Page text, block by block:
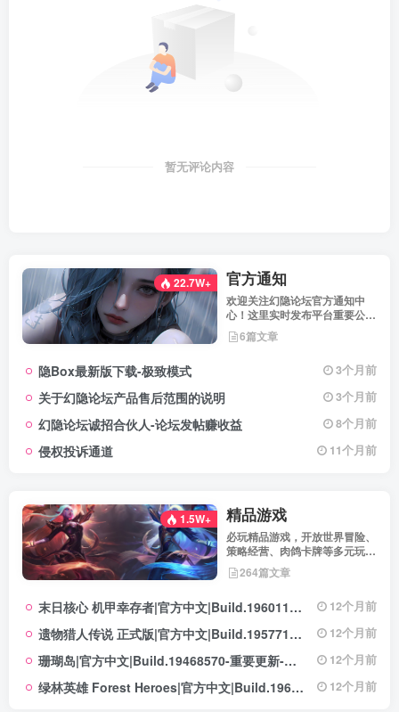
暂无评论内容
22.7W+ 官方通知
欢迎关注幻隐论坛官方通知中
心！这里实时发布平台重要公
告、活动规则、功能更新、安全
提醒及用户权益说明，确保每位
们坚持公开透明，通过权威通知
坛获得更优质、安全的使用体
验！立即查看，不错过关键信
息！
6篇文章
隐Box最新版下载-极致模式 3个月前
关于幻隐论坛产品售后范围的说明 3个月前
幻隐论坛诚招合伙人-论坛发帖赚收益 8个月前
侵权投诉通道 11个月前
1.5W+ 精品游戏
必玩精品游戏，开放世界冒险、
策略经营、肉鸽卡牌等多元玩
法，满足不同玩家的喜好 。
264篇文章
末日核心 机甲幸存者|官方中文|Build.19601158|解压即撸| 12个月前
遗物猎人传说 正式版|官方中文|Build.19577129+全DLC|解压即撸| 12个月前
珊瑚岛|官方中文|Build.19468570-重要更新-沙盒|解压即撸| 12个月前
绿林英雄 Forest Heroes|官方中文|Build.19609351+全DLC|解压即撸| 12个月前